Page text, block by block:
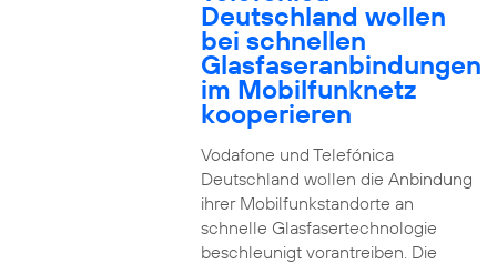
Deutschland wollen
bei schnellen
Glasfaseranbindungen
im Mobilfunknetz
kooperieren
Vodafone und Telefónica
Deutschland wollen die Anbindung
ihrer Mobilfunkstandorte an
schnelle Glasfasertechnologie
beschleunigt vorantreiben. Die